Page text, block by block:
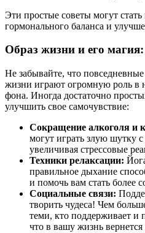
Эти простые советы могут
гормонального баланса и
Образ жизни и его
Не забывайте, что
жизни играют огромную роль в
фона. Иногда достаточно
улучшить свое самочувствие:
Сокращение алкоголя и
могут играть злую шутку
увеличивая стрессовые
Техники релаксации:
правильное дыхание
и помочь вам стать более
Социальные связи:
творить чудеса! Чем
теми, кто поддерживает и
что в вашу жизнь